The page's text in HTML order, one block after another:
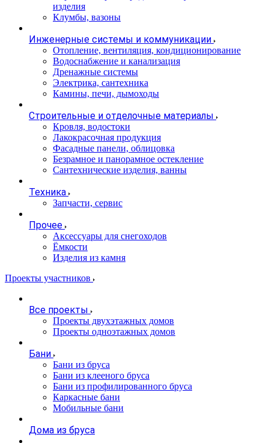
изделия
Клумбы, вазоны
Инженерные системы и коммуникации
Отопление, вентиляция, кондиционирование
Водоснабжение и канализация
Дренажные системы
Электрика, сантехника
Камины, печи, дымоходы
Строительные и отделочные материалы
Кровля, водостоки
Лакокрасочная продукция
Фасадные панели, облицовка
Безрамное и панорамное остекление
Сантехнические изделия, ванны
Техника
Запчасти, сервис
Прочее
Аксессуары для снегоходов
Ёмкости
Изделия из камня
Проекты участников
Все проекты
Проекты двухэтажных домов
Проекты одноэтажных домов
Бани
Бани из бруса
Бани из клееного бруса
Бани из профилированного бруса
Каркасные бани
Мобильные бани
Дома из бруса